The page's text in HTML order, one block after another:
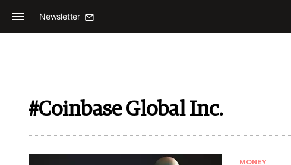
Newsletter
#Coinbase Global Inc.
MONEY